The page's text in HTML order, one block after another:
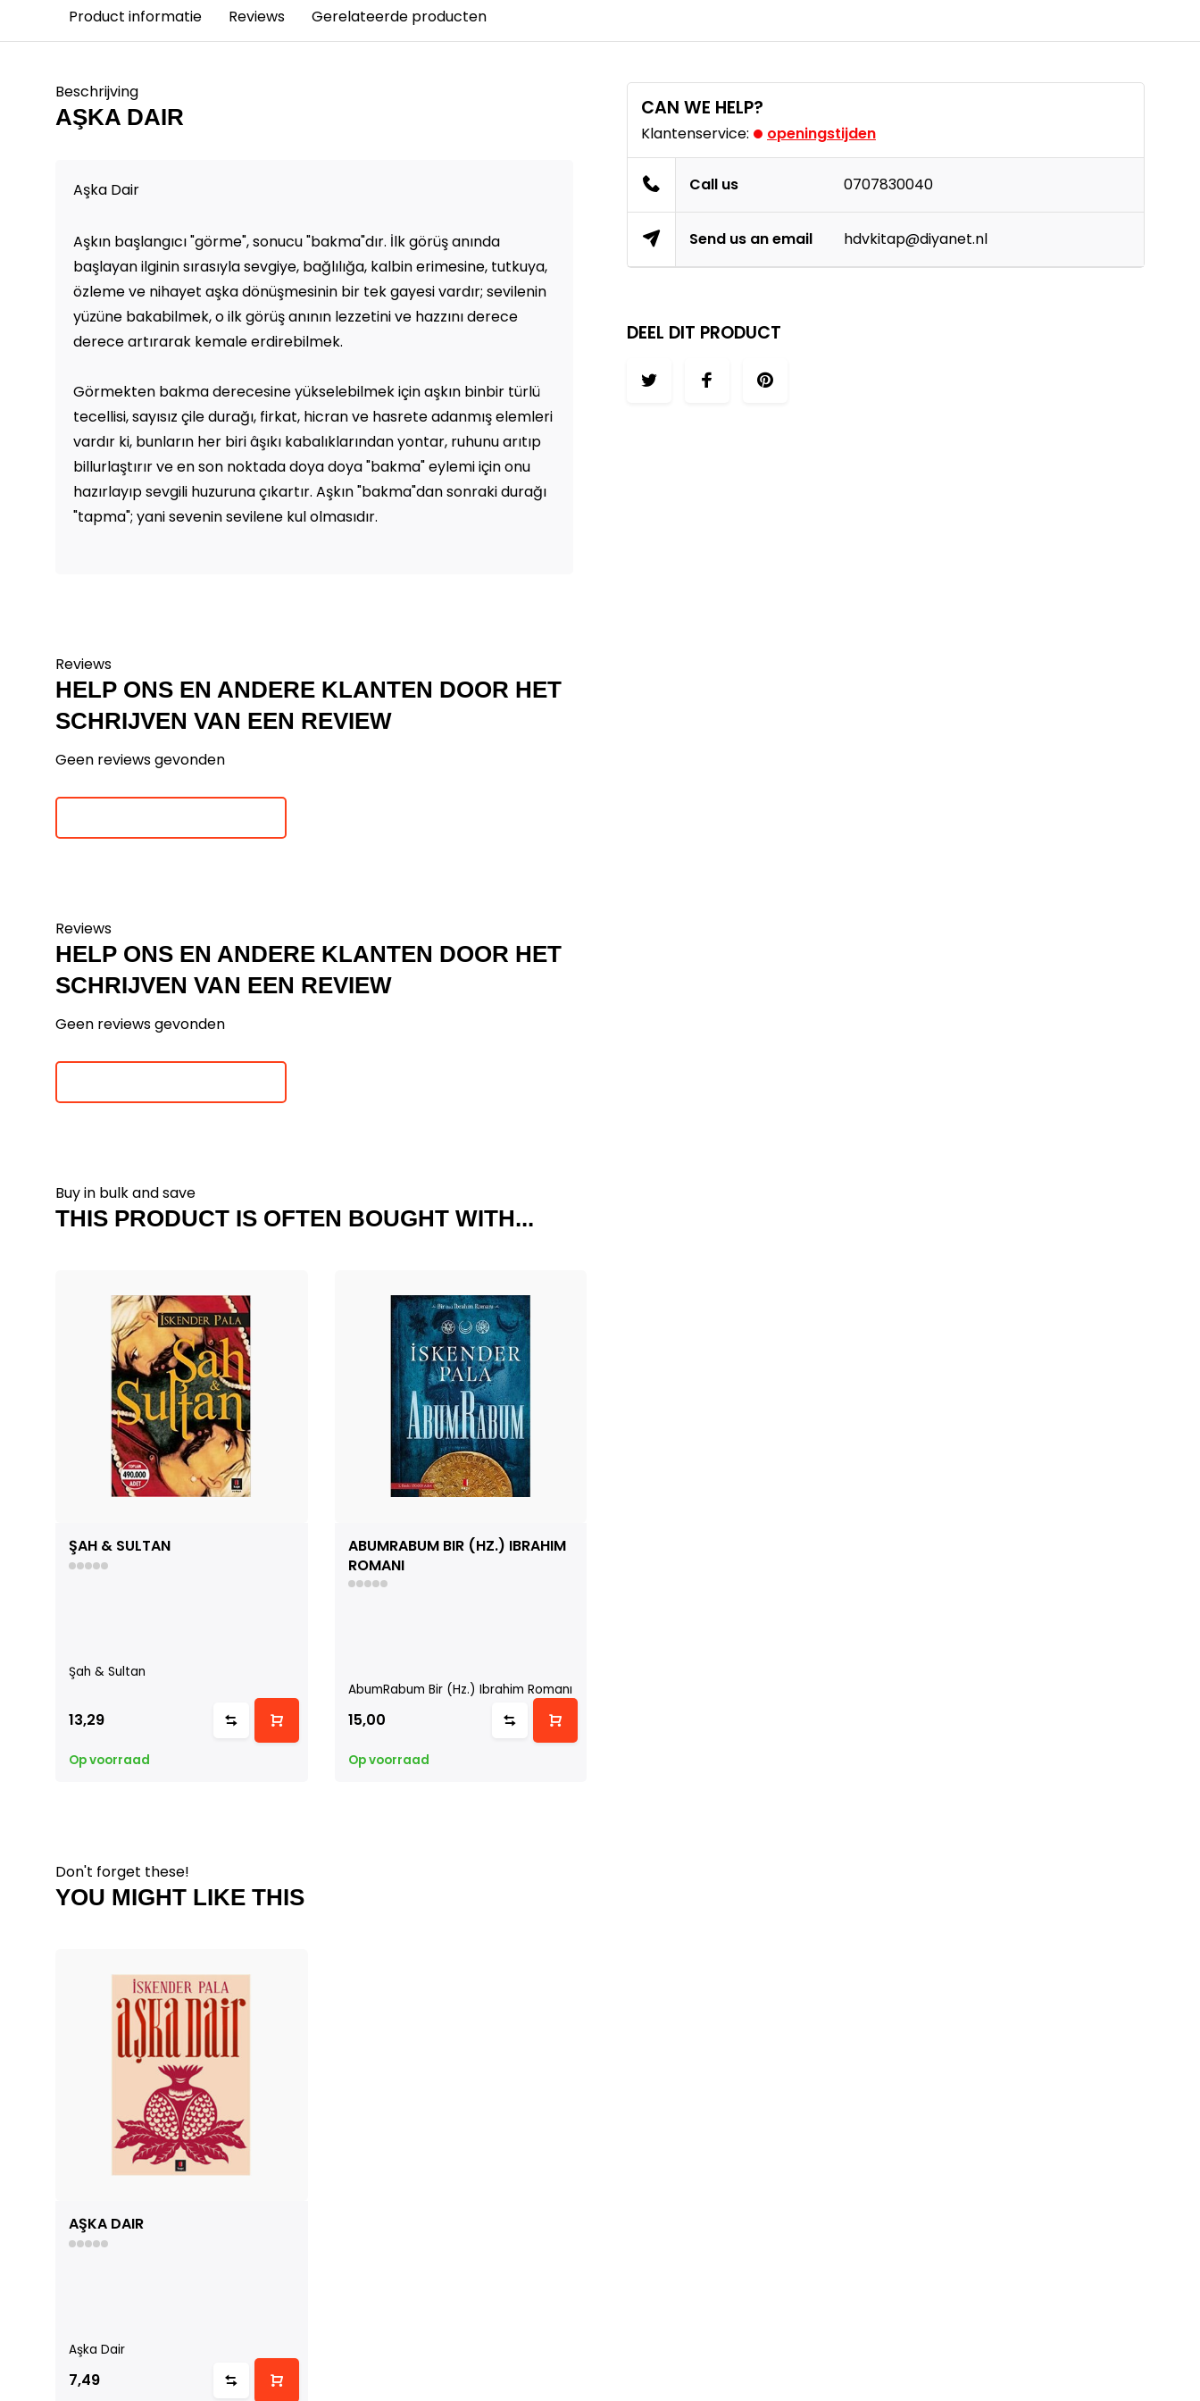
Product informatie Reviews Gerelateerde producten
Beschrijving
AŞKA DAIR
Aşka Dair
Aşkın başlangıcı "görme", sonucu "bakma"dır. İlk görüş anında
başlayan ilginin sırasıyla sevgiye, bağlılığa, kalbin erimesine, tutkuya,
özleme ve nihayet aşka dönüşmesinin bir tek gayesi vardır; sevilenin
yüzüne bakabilmek, o ilk görüş anının lezzetini ve hazzını derece
derece artırarak kemale erdirebilmek.
Görmekten bakma derecesine yükselebilmek için aşkın binbir türlü
tecellisi, sayısız çile durağı, firkat, hicran ve hasrete adanmış elemleri
vardır ki, bunların her biri âşıkı kabalıklarından yontar, ruhunu arıtıp
billurlaştırır ve en son noktada doya doya "bakma" eylemi için onu
hazırlayıp sevgili huzuruna çıkartır. Aşkın "bakma"dan sonraki durağı
"tapma"; yani sevenin sevilene kul olmasıdır.
CAN WE HELP?
Klantenservice: openingstijden
Call us 0707830040
Send us an email hdvkitap@diyanet.nl
DEEL DIT PRODUCT
Reviews
HELP ONS EN ANDERE KLANTEN DOOR HET
SCHRIJVEN VAN EEN REVIEW
Geen reviews gevonden
Reviews
HELP ONS EN ANDERE KLANTEN DOOR HET
SCHRIJVEN VAN EEN REVIEW
Geen reviews gevonden
Buy in bulk and save
THIS PRODUCT IS OFTEN BOUGHT WITH...
ŞAH & SULTAN
Şah & Sultan
13,29
Op voorraad
ABUMRABUM BIR (HZ.) IBRAHIM
ROMANI
AbumRabum Bir (Hz.) Ibrahim Romanı
15,00
Op voorraad
Don't forget these!
YOU MIGHT LIKE THIS
AŞKA DAIR
Aşka Dair
7,49